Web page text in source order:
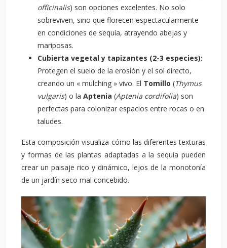
officinalis) son opciones excelentes. No solo
sobreviven, sino que florecen espectacularmente
en condiciones de sequía, atrayendo abejas y
mariposas.
Cubierta vegetal y tapizantes (2-3 especies):
Protegen el suelo de la erosión y el sol directo,
creando un « mulching » vivo. El Tomillo (Thymus
vulgaris) o la Aptenia (Aptenia cordifolia) son
perfectas para colonizar espacios entre rocas o en
taludes.
Esta composición visualiza cómo las diferentes texturas
y formas de las plantas adaptadas a la sequía pueden
crear un paisaje rico y dinámico, lejos de la monotonía
de un jardín seco mal concebido.